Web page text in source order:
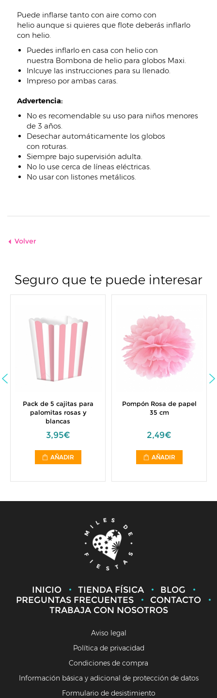
Puede inflarse tanto con aire como con
helio aunque si quieres que flote deberás inflarlo
con helio.
Puedes inflarlo en casa con helio con
nuestra Bombona de helio para globos Maxi.
Inlcuye las instrucciones para su llenado.
Impreso por ambas caras.
Advertencia:
No es recomendable su uso para niños menores
de 3 años.
Desechar automáticamente los globos
con roturas.
Siempre bajo supervisión adulta.
No lo use cerca de líneas eléctricas.
No usar con listones metálicos.
Volver
Seguro que te puede interesar
Pack de 5 cajitas para
palomitas rosas y
blancas
3,95€
AÑADIR
Pompón Rosa de papel
35 cm
2,49€
AÑADIR
INICIO TIENDA FÍSICA
BLOG
PREGUNTAS FRECUENTES
CONTACTO
TRABAJA CON NOSOTROS
Aviso legal
Política de privacidad
Condiciones de compra
Información básica y adicional de protección de datos
Formulario de desistimiento